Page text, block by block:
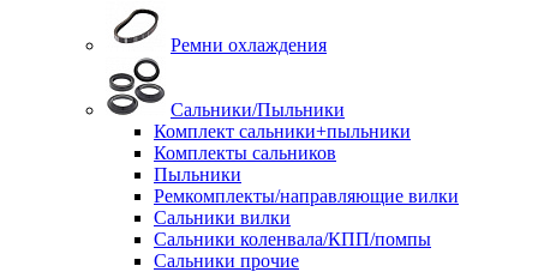
Ремни охлаждения
Сальники/Пыльники
Комплект сальники+пыльники
Комплекты сальников
Пыльники
Ремкомплекты/направляющие вилки
Сальники вилки
Сальники коленвала/КПП/помпы
Сальники прочие